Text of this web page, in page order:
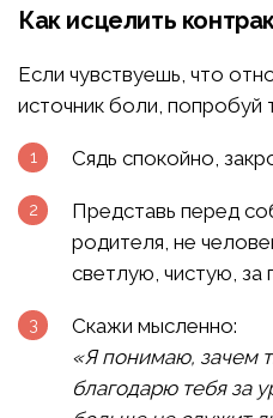
Как исцелить
Если чувствуешь, что
источник боли, попробуй
Сядь спокойно,
Представь перед
родителя, не
светлую, чистую, за
Скажи мысленно:
«Я понимаю, зачем
благодарю тебя за